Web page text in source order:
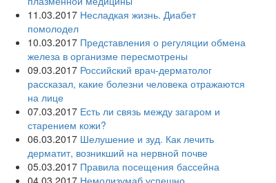
11.03.2017 Несладкая жизнь. Диабет
помолодел
10.03.2017 Представления о регуляции обмена
железа в организме пересмотрены
09.03.2017 Российский врач-дерматолог
рассказал, какие болезни человека отражаются
на лице
07.03.2017 Есть ли связь между загаром и
старением кожи?
06.03.2017 Шелушение и зуд. Как лечить
дерматит, возникший на нервной почве
05.03.2017 Правила посещения бассейна
04.03.2017 Немолизумаб успешно